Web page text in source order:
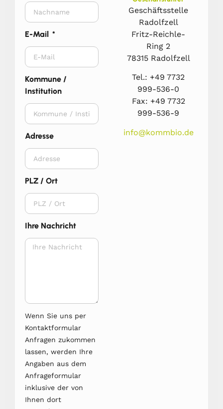
E-Mail
Kommune /
Institution
Adresse
PLZ / Ort
Ihre Nachricht
Wenn Sie uns per
Kontaktformular
Anfragen zukommen
lassen, werden Ihre
Angaben aus dem
Anfrageformular
inklusive der von
Ihnen dort
Geschäftsstelle
Radolfzell
Fritz-Reichle-
Ring 2
78315 Radolfzell
Tel.: +49 7732
999-536-0
Fax: +49 7732
999-536-9
info@kommbio.de